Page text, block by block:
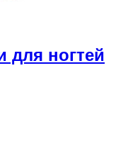
для ногтей